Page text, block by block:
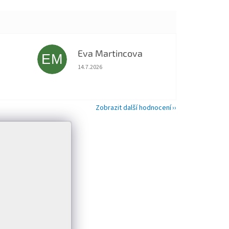
z 5 hvězdiček.EM Eva Martincova
Hodnocení obchodu je 5 z 5 hvězdiček.
14.7.2026
Zobrazit další hodnocení